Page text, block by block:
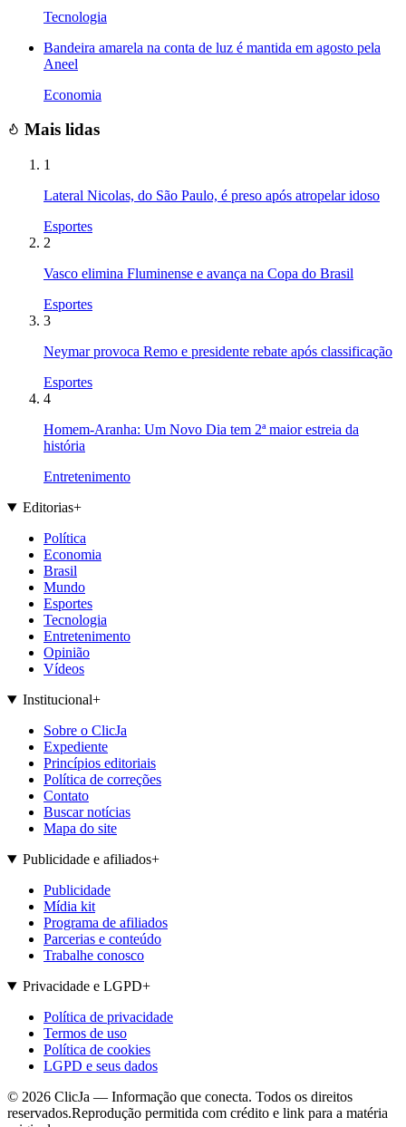
Tecnologia
Bandeira amarela na conta de luz é mantida em agosto pela
Aneel
Economia
Mais lidas
1
Lateral Nicolas, do São Paulo, é preso após atropelar idoso
Esportes
2
Vasco elimina Fluminense e avança na Copa do Brasil
Esportes
3
Neymar provoca Remo e presidente rebate após classificação
Esportes
4
Homem-Aranha: Um Novo Dia tem 2ª maior estreia da
história
Entretenimento
Editorias+
Política
Economia
Brasil
Mundo
Esportes
Tecnologia
Entretenimento
Opinião
Vídeos
Institucional+
Sobre o ClicJa
Expediente
Princípios editoriais
Política de correções
Contato
Buscar notícias
Mapa do site
Publicidade e afiliados+
Publicidade
Mídia kit
Programa de afiliados
Parcerias e conteúdo
Trabalhe conosco
Privacidade e LGPD+
Política de privacidade
Termos de uso
Política de cookies
LGPD e seus dados
© 2026 ClicJa — Informação que conecta. Todos os direitos
reservados.Reprodução permitida com crédito e link para a matéria